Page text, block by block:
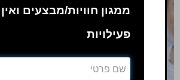
ממגון חוויות/מבצעים
פעילויות